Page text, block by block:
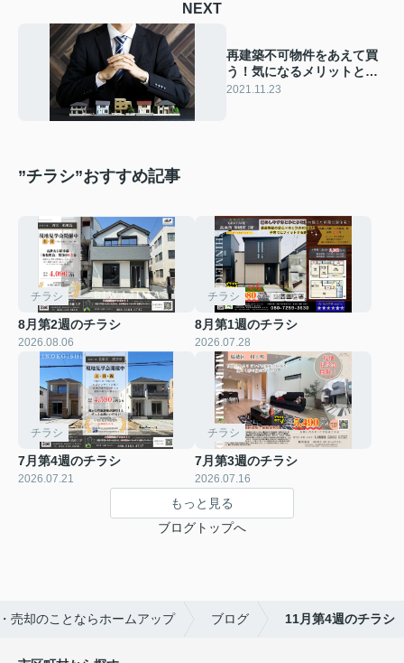
NEXT
再建築不可物件をあえて買
う！気になるメリットとデ
メリットや注意点とは？
2021.11.23
”チラシ”おすすめ記事
チラシ
8月第2週のチラシ
2026.08.06
チラシ
8月第1週のチラシ
2026.07.28
チラシ
7月第4週のチラシ
2026.07.21
チラシ
7月第3週のチラシ
2026.07.16
もっと見る
ブログトップへ
売却のことならホームアップ ブログ 11月第4週のチラシ